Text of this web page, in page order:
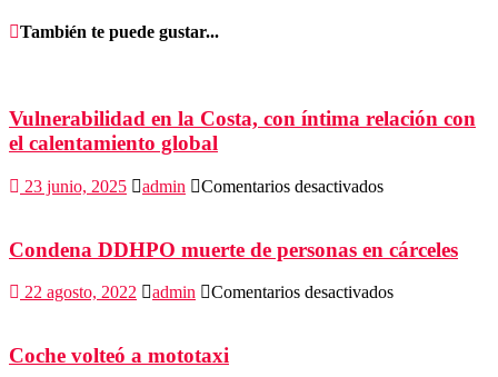
También te puede gustar...
Vulnerabilidad en la Costa, con íntima relación con
el calentamiento global
23 junio, 2025 admin Comentarios desactivadosen
la
Costa,
con
Condena DDHPO muerte de personas en cárceles
22 agosto, 2022 admin Comentarios desactivadosen
Coche volteó a mototaxi